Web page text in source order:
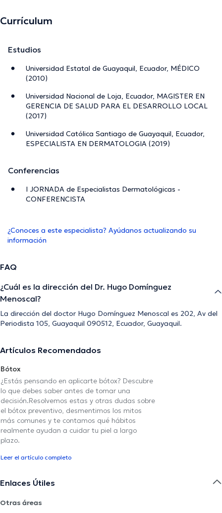
Currículum
Estudios
Universidad Estatal de Guayaquil, Ecuador, MÉDICO
(2010)
Universidad Nacional de Loja, Ecuador, MAGISTER EN
GERENCIA DE SALUD PARA EL DESARROLLO LOCAL
(2017)
Universidad Católica Santiago de Guayaquil, Ecuador,
ESPECIALISTA EN DERMATOLOGIA (2019)
Conferencias
I JORNADA de Especialistas Dermatológicas -
CONFERENCISTA
¿Conoces a este especialista? Ayúdanos actualizando su
información
FAQ
¿Cuál es la dirección del Dr. Hugo Domínguez
Menoscal?
La dirección del doctor Hugo Domínguez Menoscal es 202, Av del
Periodista 105, Guayaquil 090512, Ecuador, Guayaquil.
Artículos Recomendados
Bótox
¿Estás pensando en aplicarte bótox? Descubre
lo que debes saber antes de tomar una
decisión.Resolvemos estas y otras dudas sobre
el bótox preventivo, desmentimos los mitos
más comunes y te contamos qué hábitos
realmente ayudan a cuidar tu piel a largo
plazo.
Leer el artículo completo
Enlaces Útiles
Otras áreas